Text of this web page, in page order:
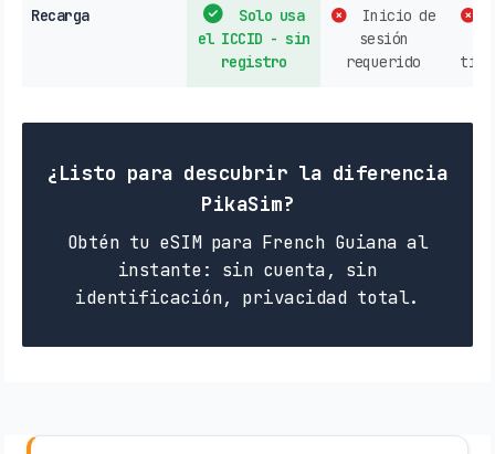
Recarga
Solo usa
el ICCID - sin
registro
Inicio de
sesión
requerido
¿Listo para descubrir la diferencia
PikaSim?
Obtén tu eSIM para French Guiana al
instante: sin cuenta, sin
identificación, privacidad total.